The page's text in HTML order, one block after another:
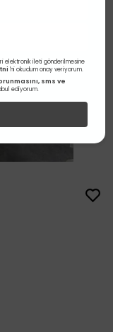
elektronik ileti gönderilmesine
'ni okudum onay veriyorum.
sms ve
ediyorum.